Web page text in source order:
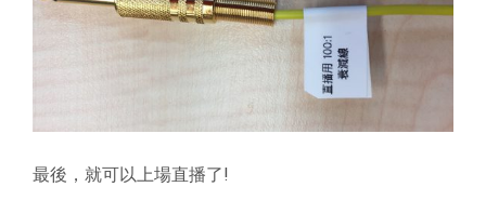
最後，就可以上場直播了!